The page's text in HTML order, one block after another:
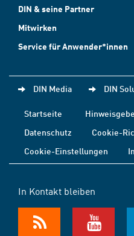
DIN & seine Partner
Mitwirken
Service für Anwender*innen
DIN Media DIN
Startseite
Datenschutz
Cookie-
Cookie-Einstellungen
In Kontakt bleiben